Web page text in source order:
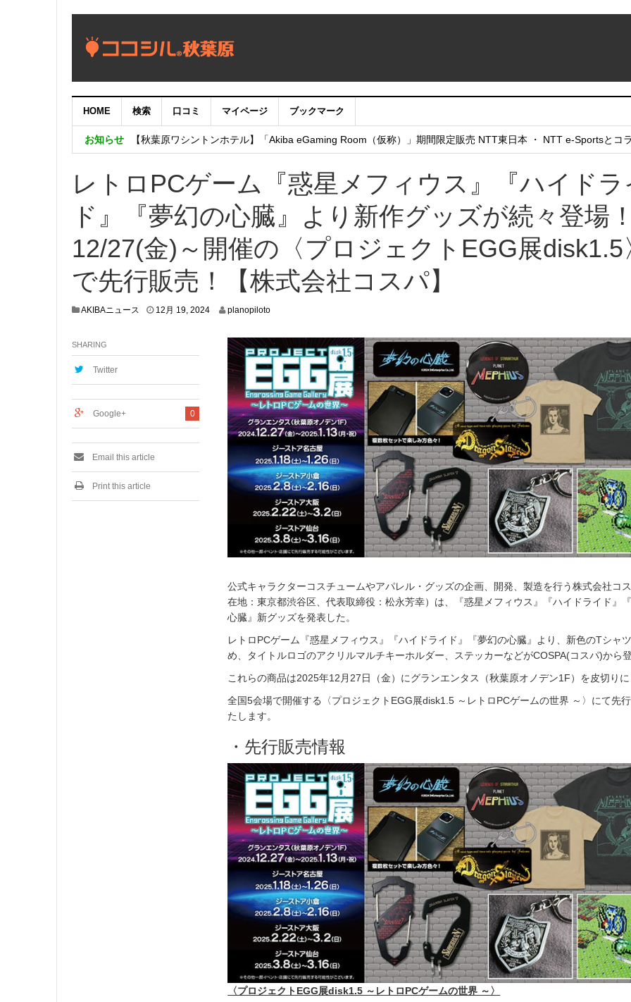
HOME 検索 口コミ マイページ ブックマーク
お知らせ
【重要：9月5日（火）22時】ココシル：アカウントサービス移行のお知らせ
【秋葉原ワシントンホテル】「Akiba eGaming Room（仮称）」期間限定販売 NTT東日本 ・ NTT e-Sportsとコ
レトロPCゲーム『惑星メフィウス』『ハイドラ
ド』『夢幻の心臓』より新作グッズが続々登場
12/27(金)～開催の〈プロジェクトEGG展disk1.5
で先行販売！【株式会社コスパ】
AKIBAニュース 12月 19, 20241
planopiloto
公式キャラクターコスチュームやアパレル・グッズの企画、開発、製造を行う株式会社コ
在地：東京都渋谷区、代表取締役：松永芳幸）は、『惑星メフィウス』『ハイドライド』
心臓』新グッズを発表した。
レトロPCゲーム『惑星メフィウス』『ハイドライド』『夢幻の心臓』より、新色のTシャ
め、タイトルロゴのアクリルマルチキーホルダー、ステッカーなどがCOSPA(コスパ)から
これらの商品は2025年12月27日（金）にグランエンタス（秋葉原オノデン1F）を皮切りに
全国5会場で開催する〈プロジェクトEGG展disk1.5 ～レトロPCゲームの世界 ～〉にて先
たします。
・先行販売情報
〈プロジェクトEGG展disk1.5 ～レトロPCゲームの世界 ～〉
SHARING
Twitter
0
Google+
Email this article
Print this article